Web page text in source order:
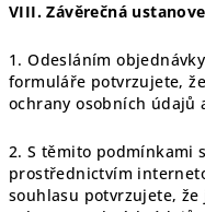
VIII.Závěrečná
1. Odesláním
formuláře potvrzujete,
ochrany osobních údajů
2. S těmito podmínkami
prostřednictvím
souhlasu potvrzujete,